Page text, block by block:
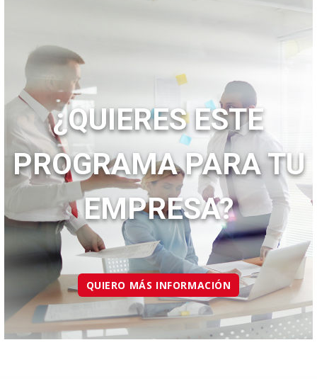
¿QUIERES ESTE
PROGRAMA PARA TU
EMPRESA?
QUIERO MÁS INFORMACIÓN